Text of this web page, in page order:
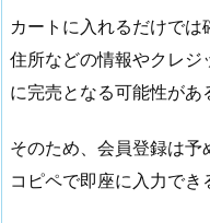
カートに入れるだけで
住所などの情報やクレジ
に完売となる可能性があ
そのため、会員登録は
コピペで即座に入力でき